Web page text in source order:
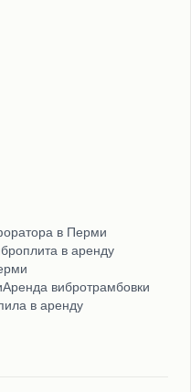
в Перми
в аренду
Аренда вибротрамбовки
в аренду